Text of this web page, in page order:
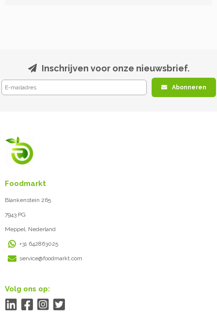
Inschrijven voor onze nieuwsbrief.
Abonneren
Foodmarkt
Blankenstein 265
7943 PG
Meppel, Nederland
+31 642863025
service@foodmarkt.com
Volg ons op: